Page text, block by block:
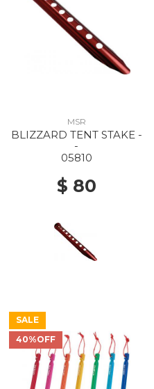
MSR
BLIZZARD TENT STAKE -
-
05810
$ 80
SALE
40%OFF